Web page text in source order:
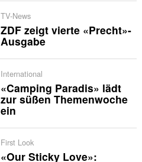
TV-News
ZDF zeigt vierte «Precht»-
Ausgabe
International
«Camping Paradis» lädt
zur süßen Themenwoche
ein
First Look
«Our Sticky Love»: